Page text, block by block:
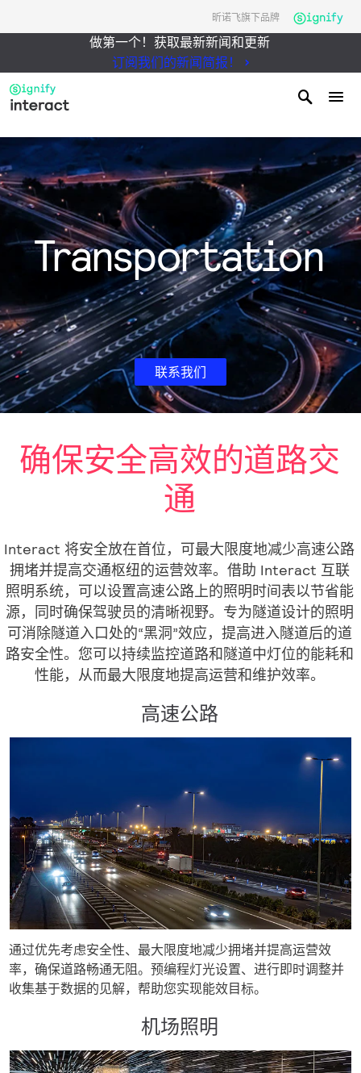
昕诺飞旗下品牌
做第一个！获取最新新闻和更新
订阅我们的新闻简报！
Transportation
联系我们
确保安全高效的道路交
通
Interact 将安全放在首位，可最大限度地减少高速公路
拥堵并提高交通枢纽的运营效率。借助 Interact 互联
照明系统，可以设置高速公路上的照明时间表以节省能
源，同时确保驾驶员的清晰视野。专为隧道设计的照明
可消除隧道入口处的“黑洞”效应，提高进入隧道后的道
路安全性。您可以持续监控道路和隧道中灯位的能耗和
性能，从而最大限度地提高运营和维护效率。
高速公路
通过优先考虑安全性、最大限度地减少拥堵并提高运营效
率，确保道路畅通无阻。预编程灯光设置、进行即时调整并
收集基于数据的见解，帮助您实现能效目标。
机场照明